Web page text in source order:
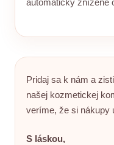
automaticky znížené
Pridaj sa k nám a
našej kozmetickej
veríme, že si nákupy
S láskou,